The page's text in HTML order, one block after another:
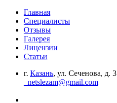
Главная
Специалисты
Отзывы
Галерея
Лицензии
Статьи
г. Казань, ул. Сеченова, д. 3
netslezam@gmail.com